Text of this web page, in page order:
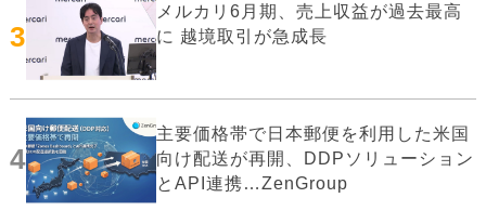
3
メルカリ6月期、売上収益が過去最高
に 越境取引が急成長
4
主要価格帯で日本郵便を利用した米国
向け配送が再開、DDPソリューション
とAPI連携…ZenGroup